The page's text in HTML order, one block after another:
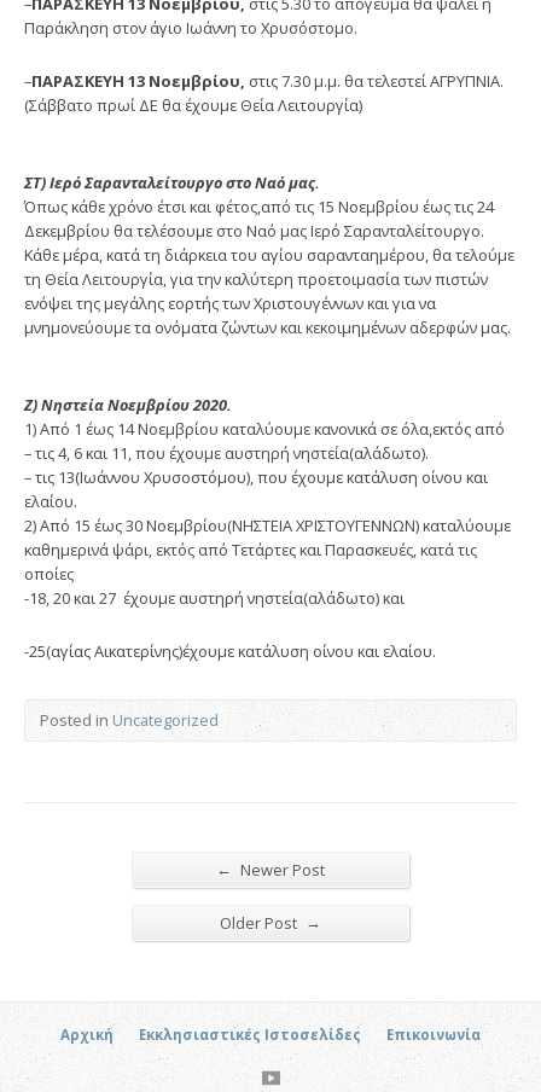
Παράκληση στον άγιο Ιωάννη το Χρυσόστομο.
–ΠΑΡΑΣΚΕΥΗ 13 Νοεμβρίου, στις 7.30 μ.μ. θα τελεστεί ΑΓΡΥΠΝΙΑ.
(Σάββατο πρωί ΔΕ θα έχουμε Θεία Λειτουργία)
ΣΤ) Ιερό Σαρανταλείτουργο στο Ναό μας.
Όπως κάθε χρόνο έτσι και φέτος,από τις 15 Νοεμβρίου έως τις 24
Δεκεμβρίου θα τελέσουμε στο Ναό μας Ιερό Σαρανταλείτουργο.
Κάθε μέρα, κατά τη διάρκεια του αγίου σαρανταημέρου, θα τελούμε
τη Θεία Λειτουργία, για την καλύτερη προετοιμασία των πιστών
ενόψει της μεγάλης εορτής των Χριστουγέννων και για να
μνημονεύουμε τα ονόματα ζώντων και κεκοιμημένων αδερφών μας.
Ζ) Νηστεία Νοεμβρίου 2020.
1) Από 1 έως 14 Νοεμβρίου καταλύουμε κανονικά σε όλα,εκτός από
– τις 4, 6 και 11, που έχουμε αυστηρή νηστεία(αλάδωτο).
– τις 13(Ιωάννου Χρυσοστόμου), που έχουμε κατάλυση οίνου και
ελαίου.
2) Από 15 έως 30 Νοεμβρίου(ΝΗΣΤΕΙΑ ΧΡΙΣΤΟΥΓΕΝΝΩΝ) καταλύουμε
καθημερινά ψάρι, εκτός από Τετάρτες και Παρασκευές, κατά τις
οποίες
-18, 20 και 27 έχουμε αυστηρή νηστεία(αλάδωτο) και
-25(αγίας Αικατερίνης)έχουμε κατάλυση οίνου και ελαίου.
Posted in Uncategorized
← Newer Post
Older Post →
Αρχική Εκκλησιαστικές Ιστοσελίδες Επικοινωνία